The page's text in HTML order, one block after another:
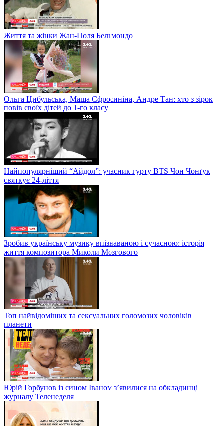
Життя та жінки Жан-Поля Бельмондо
Ольга Цибульська, Маша Єфросиніна, Андре Тан: хто з зірок
повів своїх дітей до 1-го класу
Найпопулярніший “Айдол”: учасник гурту BTS Чон Чонґук
святкує 24-ліття
Зробив українську музику впізнаваною і сучасною: історія
життя композитора Миколи Мозгового
Топ найвідоміших та сексуальних голомозих чоловіків
планети
Юрій Горбунов із сином Іваном з’явилися на обкладинці
журналу Теленеделя